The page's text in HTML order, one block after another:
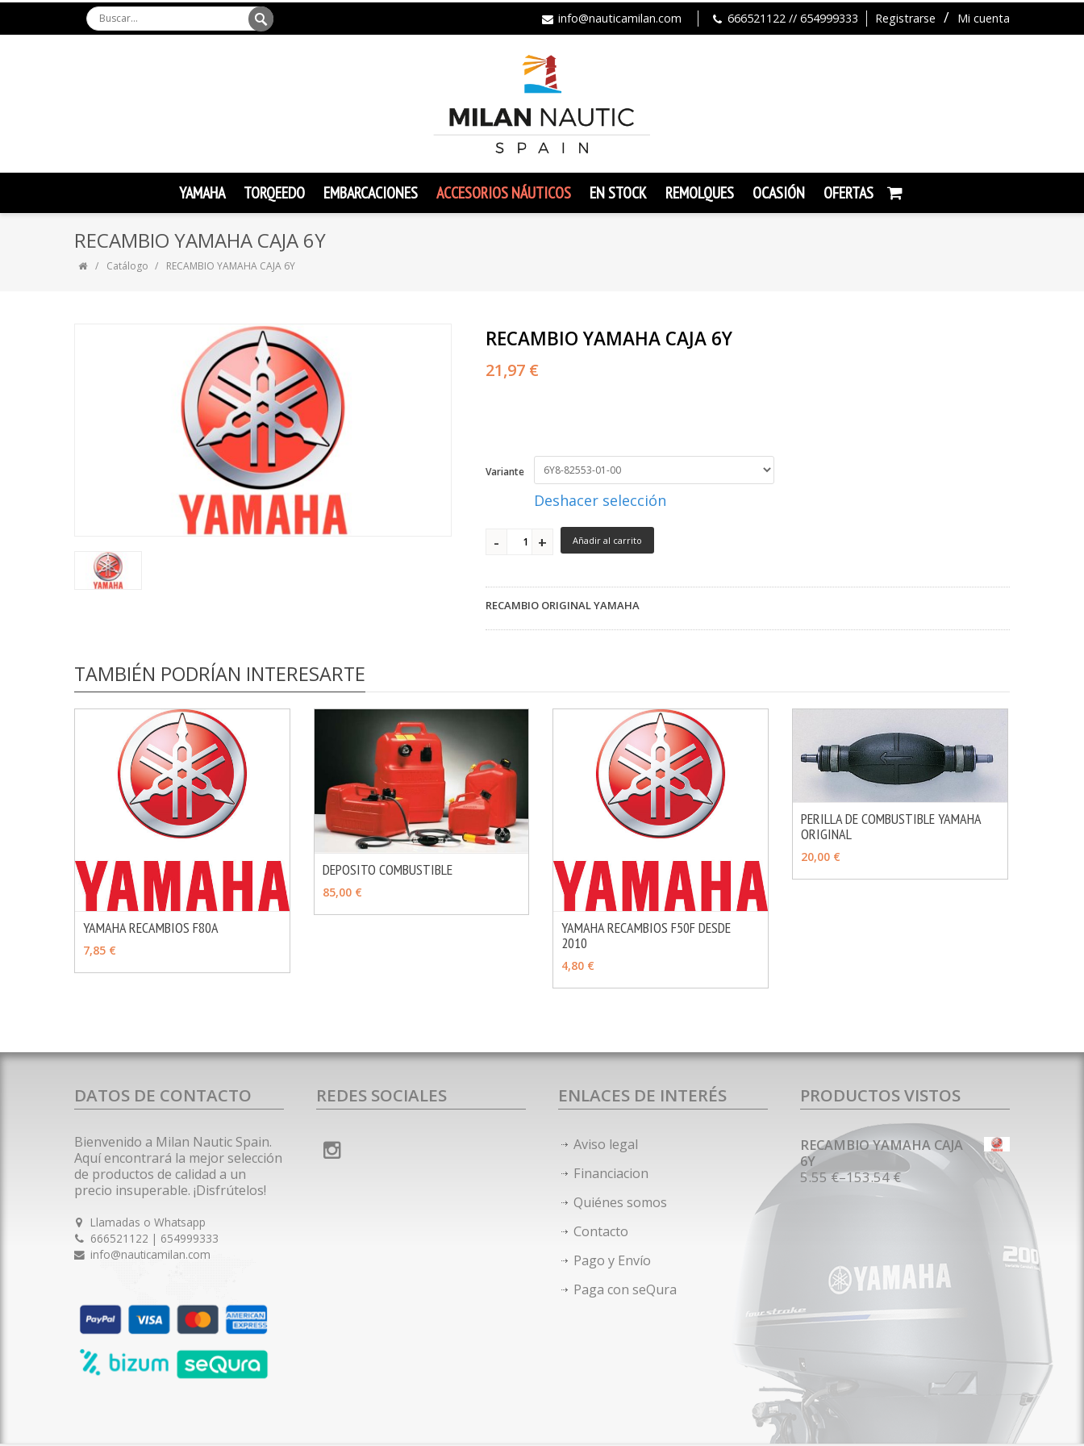
Registrarse Mi cuenta
info@nauticamilan.com 666521122 // 654999333
YAMAHA TORQEEDO EMBARCACIONES ACCESORIOS NÁUTICOS EN STOCK REMOLQUES OCASIÓN OFERTAS
RECAMBIO YAMAHA CAJA 6Y
Catálogo RECAMBIO YAMAHA CAJA 6Y
RECAMBIO YAMAHA CAJA 6Y
21,97 €
Variante
Deshacer selección
Añadir al carrito
RECAMBIO ORIGINAL YAMAHA
TAMBIÉN PODRÍAN INTERESARTE
YAMAHA RECAMBIOS F80A
7,85 €
DEPOSITO COMBUSTIBLE
85,00 €
VER OPCIONES
YAMAHA RECAMBIOS F50F DESDE
2010
4,80 €
VER OPCIONES
PERILLA DE COMBUSTIBLE YAMAHA
ORIGINAL
20,00 €
DATOS DE CONTACTO
Bienvenido a Milan Nautic Spain.
Aquí encontrará la mejor selección
de productos de calidad a un
precio insuperable. ¡Disfrútelos!
Llamadas o Whatsapp
666521122 | 654999333
info@nauticamilan.com
REDES SOCIALES ENLACES DE INTERÉS
Aviso legal
Financiacion
Quiénes somos
Contacto
Pago y Envío
Paga con seQura
PRODUCTOS VISTOS
RECAMBIO YAMAHA CAJA
6Y
5.55 €–153.54 €